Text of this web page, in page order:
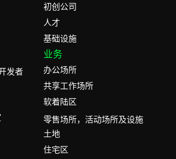
初创公司
人才
基础设施
发者
业务
办公场所
共享工作场所
软着陆区
零售场所，活动场所及设施
土地
住宅区